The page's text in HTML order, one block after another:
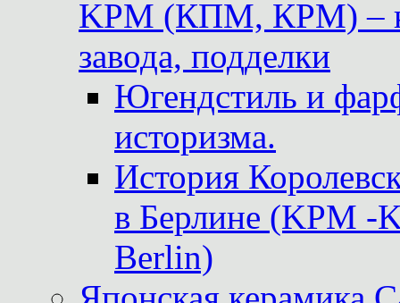
KPM (КПМ, КРМ) –
завода, подделки
Югендстиль и
историзма.
История
в Берлине (KPM -
Berlin)